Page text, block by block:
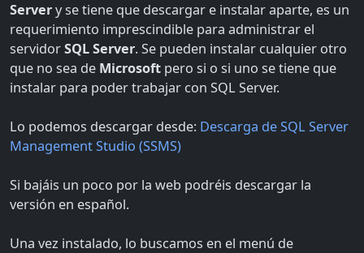
Servery se tiene que descargar e instalar aparte, es un
requerimiento imprescindible para administrar el
servidorSQL Server. Se pueden instalar cualquier otro
que no sea de Microsoft pero si o si uno se tiene que
instalar para poder trabajar con SQL Server.
Lo podemos descargar desde: Descarga de SQL Server
Management Studio (SSMS)
Si bajáis un poco por la web podréis descargar la
versión en español.
Una vez instalado, lo buscamos en el menú de